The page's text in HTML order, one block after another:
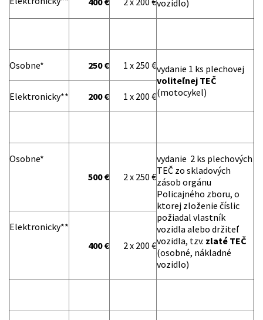
vozidlo)
Osobne* 250 € 1 x 250 €vydanie 1 ks plechovej
voliteľnej TEČ
(motocykel)
Elektronicky** 200 € 1 x 200 €
Osobne*
500 €
2 x 250 €
vydanie 2 ks plechových
TEČ zo skladových
zásob orgánu
Policajného zboru, o
ktorej zloženie číslic
požiadal vlastník
vozidla alebo držiteľ
vozidla, tzv. zlaté TEČ
(osobné, nákladné
vozidlo)
Elektronicky**
400 €
2 x 200 €